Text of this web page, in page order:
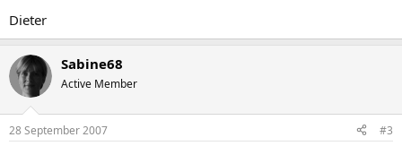
Dieter
Sabine68
Active Member
28 September 2007 #3